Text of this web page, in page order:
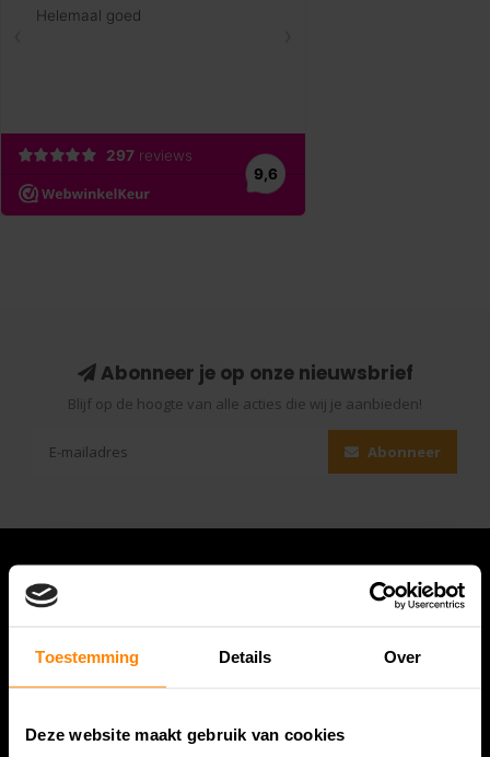
Toestemming Details Over
Deze website maakt gebruik van cookies
Abonneer je op onze nieuwsbrief
Blijf op de hoogte van alle acties die wij je aanbieden!
Abonneer